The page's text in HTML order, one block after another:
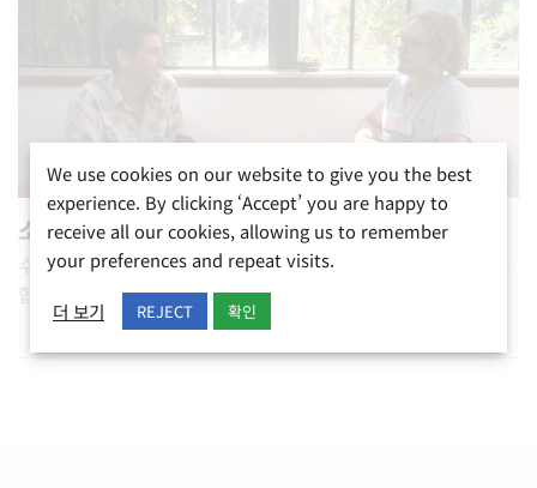
소규모 개인 레슨
수준 및 목표가 비슷한 친구나 동료와 함께 맞춤형 수업을 공유
합니다.
We use cookies on our website to give you the best
experience. By clicking ‘Accept’ you are happy to
receive all our cookies, allowing us to remember
your preferences and repeat visits.
더 보기 REJECT 확인